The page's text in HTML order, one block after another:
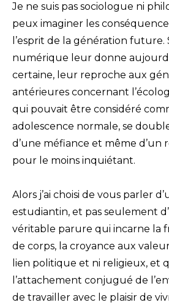
Je ne suis pas sociologue ni
peux imaginer les
l’esprit de la génération future.
numérique leur donne
certaine, leur reproche aux
antérieures concernant
qui pouvait être considéré
adolescence normale, se
d’une méfiance et même d’un
pour le moins inquiétant.
Alors j’ai choisi de vous parler
estudiantin, et pas seulement
véritable parure qui incarne la
de corps, la croyance aux
lien politique et ni religieux, et
l’attachement conjugué de
de travailler avec le plaisir de